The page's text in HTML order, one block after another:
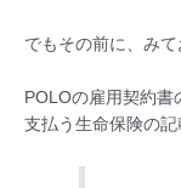
でもその前に、みて
POLOの雇用契約
支払う生命保険の記